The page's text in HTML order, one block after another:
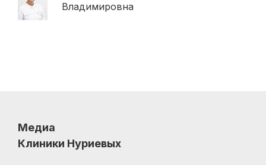
Владимировна
Медиа
Клиники Нуриевых